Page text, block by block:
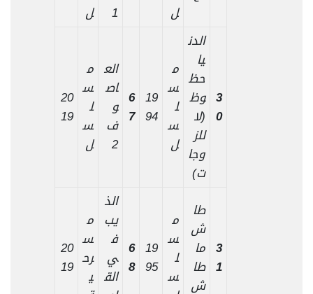
ل
1
ل
3
0
الدن
يا
حظ
وظ
(لا
للز
وجا
ت)
م
س
ل
س
ل
19
94
6
7
الع
اص
و
ف
2
م
س
ل
س
ل
20
19
3
1
طا
ش
ما
طا
ش
م
س
ل
س
19
95
6
8
الذ
يب
ف
ي
الق
م
س
رح
ي
20
19